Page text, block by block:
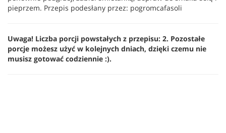
pieprzem. Przepis podesłany przez: pogromcafasoli
Uwaga! Liczba porcji powstałych z przepisu: 2. Pozostałe
porcje możesz użyć w kolejnych dniach, dzięki czemu nie
musisz gotować codziennie :).